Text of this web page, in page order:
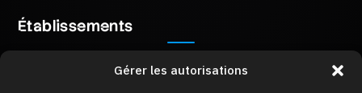
Gérer les autorisations
Établissements
Chypre